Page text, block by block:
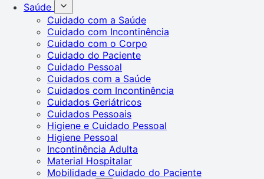
Saúde
Cuidado com a Saúde
Cuidado com Incontinência
Cuidado com o Corpo
Cuidado do Paciente
Cuidado Pessoal
Cuidados com a Saúde
Cuidados com Incontinência
Cuidados Geriátricos
Cuidados Pessoais
Higiene e Cuidado Pessoal
Higiene Pessoal
Incontinência Adulta
Material Hospitalar
Mobilidade e Cuidado do Paciente